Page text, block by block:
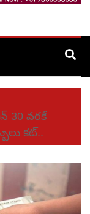
30 వరకే
కట్..